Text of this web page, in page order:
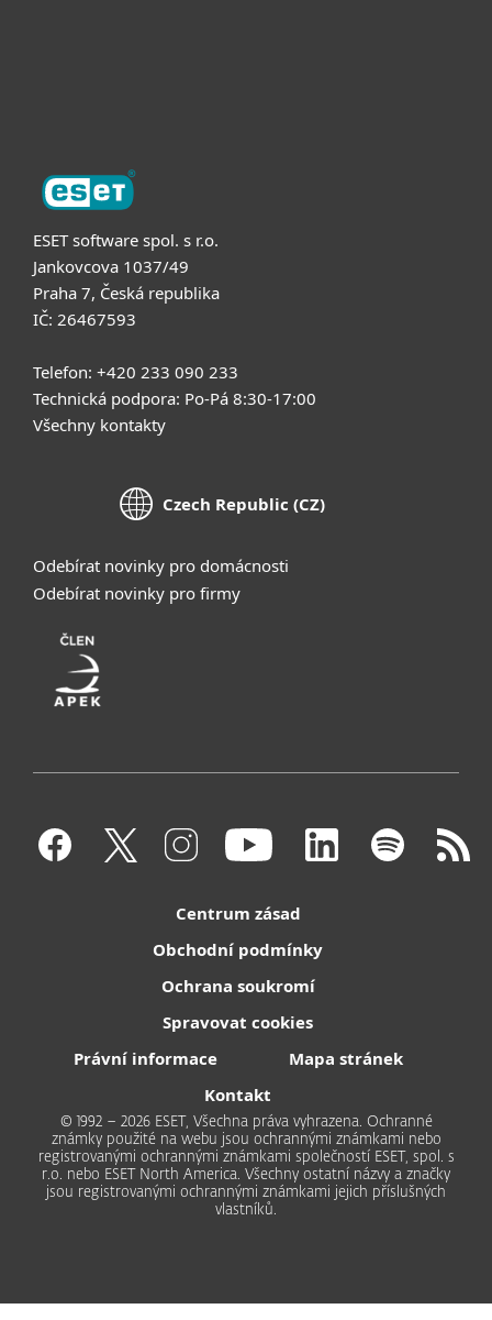
ESET software spol. s r.o.
Jankovcova 1037/49
Praha 7, Česká republika
IČ: 26467593
Telefon: +420 233 090 233
Technická podpora: Po-Pá 8:30-17:00
Všechny kontakty
Czech Republic (CZ)
Odebírat novinky pro domácnosti
Odebírat novinky pro firmy
Centrum zásad
Obchodní podmínky
Ochrana soukromí
Spravovat cookies
Právní informace
Mapa stránek
Kontakt
© 1992 – 2026 ESET, Všechna práva vyhrazena. Ochranné
známky použité na webu jsou ochrannými známkami nebo
registrovanými ochrannými známkami společností ESET, spol. s
r.o. nebo ESET North America. Všechny ostatní názvy a značky
jsou registrovanými ochrannými známkami jejich příslušných
vlastníků.